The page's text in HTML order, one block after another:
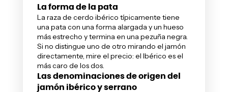
La forma de la pata
La raza de cerdo ibérico típicamente tiene
una pata con una forma alargada y un hueso
más estrecho y termina en una pezuña negra.
Si no distingue uno de otro mirando el jamón
directamente, mire el precio: el Ibérico es el
más caro de los dos.
Las denominaciones de origen del
jamón ibérico y serrano